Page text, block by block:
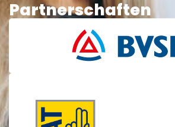
Partnerschaften